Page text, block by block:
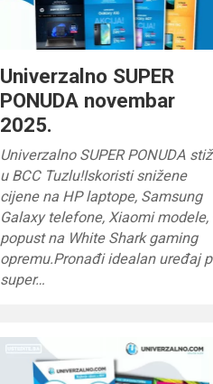
Univerzalno SUPER
PONUDA novembar
2025.
Univerzalno SUPER PONUDA
u BCC Tuzlu!Iskoristi snižene
cijene na HP laptope, Samsung
Galaxy telefone, Xiaomi modele,
popust na White Shark gaming
opremu.Pronađi idealan uređaj
super…